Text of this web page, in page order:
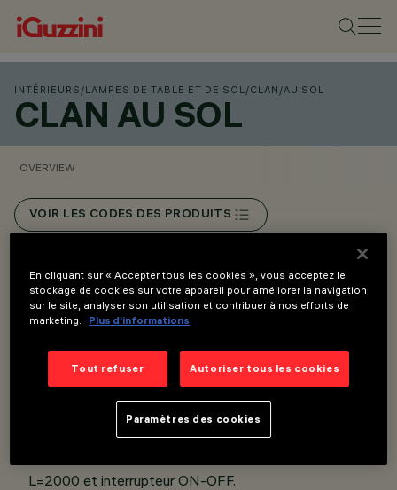
INTÉRIEURS /LAMPES DE TABLE ET DE SOL/CLAN /AU SOL
CLAN AU SOL
OVERVIEW
VOIR LES CODES DES PRODUITS
Overview
Design Harvey 1968 | réédition 2023.
Lampadaire à lumière diffuse avec élément diffuseur en
PMMA thermoformé disponible en 400 mm ou 520 mm
L=2000 et interrupteur ON-OFF.
En cliquant sur « Accepter tous les cookies », vous acceptez le
stockage de cookies sur votre appareil pour améliorer la navigation
sur le site, analyser son utilisation et contribuer à nos efforts de
marketing.
Plus d’informations
Tout refuser Autoriser tous les cookies
Paramètres des cookies